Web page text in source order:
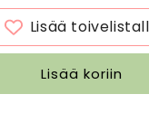
-
English
Lavender
Lisää
Lisää koriin